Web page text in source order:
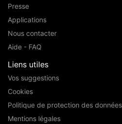
Presse
Applications
Nous contacter
Aide - FAQ
Liens utiles
Vos suggestions
Cookies
Politique de protection des
Mentions légales